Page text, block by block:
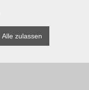
Alle zulassen